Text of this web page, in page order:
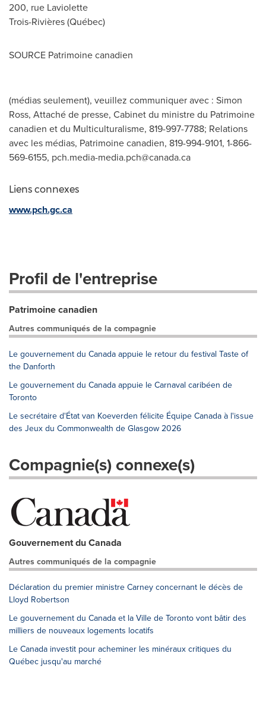
200, rue Laviolette
Trois-Rivières (Québec)
SOURCE Patrimoine canadien
(médias seulement), veuillez communiquer avec : Simon
Ross, Attaché de presse, Cabinet du ministre du Patrimoine
canadien et du Multiculturalisme, 819-997-7788; Relations
avec les médias, Patrimoine canadien, 819-994-9101, 1-866-
569-6155, pch.media-media.pch@canada.ca
Liens connexes
www.pch.gc.ca
Profil de l'entreprise
Patrimoine canadien
Autres communiqués de la compagnie
Le gouvernement du Canada appuie le retour du festival Taste of
the Danforth
Le gouvernement du Canada appuie le Carnaval caribéen de
Toronto
Le secrétaire d'État van Koeverden félicite Équipe Canada à l'issue
des Jeux du Commonwealth de Glasgow 2026
Compagnie(s) connexe(s)
Gouvernement du Canada
Autres communiqués de la compagnie
Déclaration du premier ministre Carney concernant le décès de
Lloyd Robertson
Le gouvernement du Canada et la Ville de Toronto vont bâtir des
milliers de nouveaux logements locatifs
Le Canada investit pour acheminer les minéraux critiques du
Québec jusqu'au marché